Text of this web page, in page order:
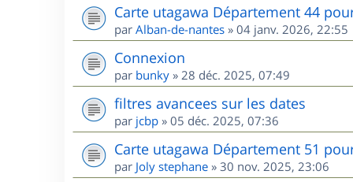
Carte utagawa Département 44
par Alban-de-nantes » 04 janv. 2026, 22:55
Connexion
par bunky » 28 déc. 2025, 07:49
filtres avancees sur les dates
par jcbp » 05 déc. 2025, 07:36
Carte utagawa Département 51
par Joly stephane » 30 nov. 2025, 23:06